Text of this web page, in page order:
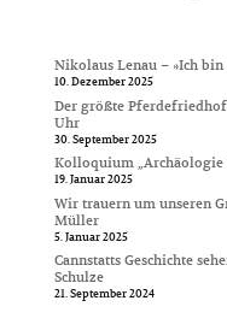
Nikolaus Lenau – »Ich
10. Dezember 2025
Der größte Pferdefriedhof
Uhr
30. September 2025
Kolloquium „Archäologie
19. Januar 2025
Wir trauern um unseren
Müller
5. Januar 2025
Cannstatts Geschichte
Schulze
21. September 2024